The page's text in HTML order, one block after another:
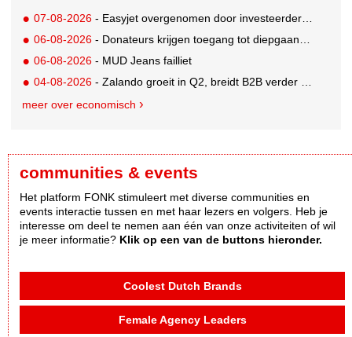
07-08-2026 - Easyjet overgenomen door investeerder Apollo
06-08-2026 - Donateurs krijgen toegang tot diepgaandere informatie over goede doelen
06-08-2026 - MUD Jeans failliet
04-08-2026 - Zalando groeit in Q2, breidt B2B verder uit en innoveert met AI
meer over economisch
communities & events
Het platform FONK stimuleert met diverse communities en
events interactie tussen en met haar lezers en volgers. Heb je
interesse om deel te nemen aan één van onze activiteiten of wil
je meer informatie? Klik op een van de buttons hieronder.
Coolest Dutch Brands
Female Agency Leaders